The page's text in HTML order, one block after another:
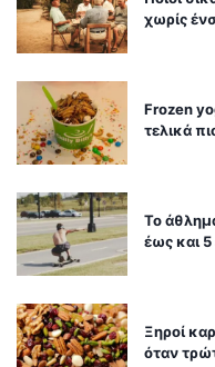
χωρίς
Frozen
τελικά
Το
έως και
Ξηροί
όταν